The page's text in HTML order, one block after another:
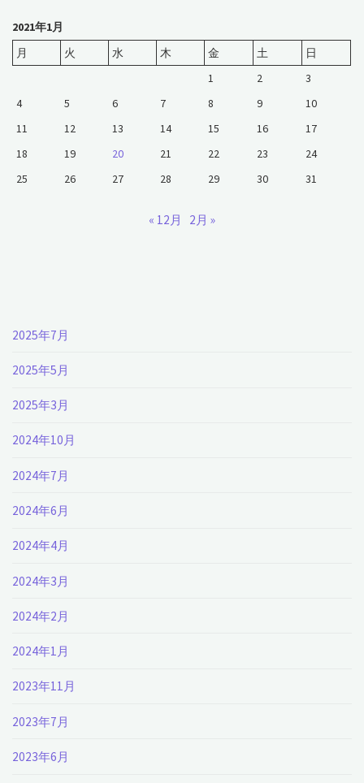
2021年1月
月
火 水 木 金 土
日
1
2
3
4
5 6 7 8 9
10
11
12 13 14 15 16
17
18
19 20 21 22 23
24
25
26 27 28 29 30 31
« 12月 2月 »
2025年7月
2025年5月
2025年3月
2024年10月
2024年7月
2024年6月
2024年4月
2024年3月
2024年2月
2024年1月
2023年11月
2023年7月
2023年6月